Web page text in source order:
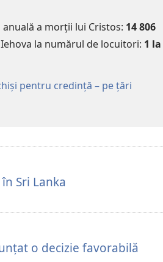
a morții lui Cristos: 14 806
la numărul de locuitori: 1 la
pentru credință – pe țări
Sri Lanka
o decizie favorabilă